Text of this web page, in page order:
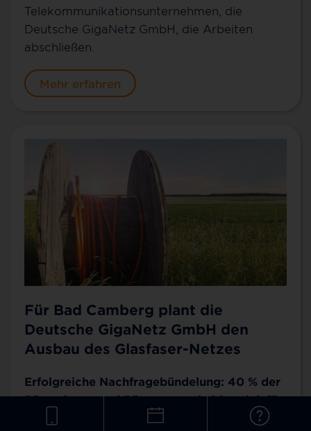
Telekommunikationsunternehmen, die
Deutsche GigaNetz GmbH, die Arbeiten
abschließen.
Mehr erfahren
Für Bad Camberg plant die
Deutsche GigaNetz GmbH den
Ausbau des Glasfaser-Netzes
Erfolgreiche Nachfragebündelung: 40 % der
Bürgerinnen und Bürger entscheiden sich für